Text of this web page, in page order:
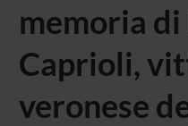
memoria
Caprioli,
veronese